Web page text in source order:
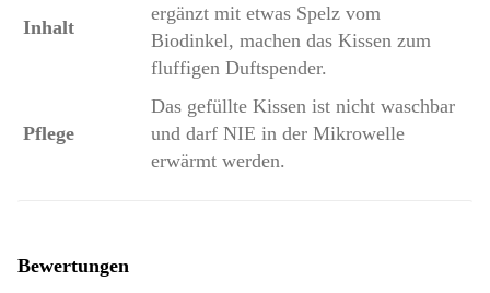
Inhalt
ergänzt mit etwas Spelz vom
Biodinkel, machen das Kissen zum
fluffigen Duftspender.
Pflege
Das gefüllte Kissen ist nicht waschbar
und darf NIE in der Mikrowelle
erwärmt werden.
Bewertungen